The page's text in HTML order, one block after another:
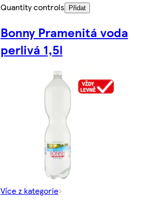
Quantity controls
Přidat
Bonny Pramenitá voda
perlivá 1,5l
Více z kategorie